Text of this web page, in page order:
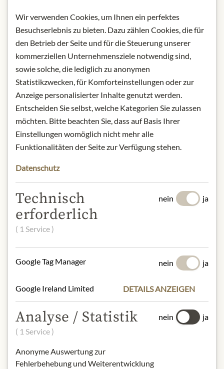
Herkunft: Italien
Aufbewahrung: Kühl und trocken
lagern.
Kontakt: Pastificio Felicetti srl, Via L.
Felicetti 9, Predazzo (TN), 38037,
Italien / Tel.: (+39) 0462.508600 /
Email: ecommerce.team@felicetti.it
* Wir bitten um Verständnis, dass das
Produktdesign von der Abbildung
abweichen kann.
Bio Matt Hartweizengrieß, Wasser
glutenhaltiges Getreide
Brennwert (Energie):
1534 kJ / 362
Fett:1,3 g
- davon kürzeste Fettsäuren:0,2 g
Kohlenhydrate: 72 g
- davon Zucker:
Ballaststoffe:
Eiweiß:14 g
Salz:0,005 g
Wir verwenden Cookies, um Ihnen ein perfektes
Besuchserlebnis zu bieten. Dazu zählen Cookies, die für
den Betrieb der Seite und für die Steuerung unserer
kommerziellen Unternehmensziele notwendig sind,
sowie solche, die lediglich zu anonymen
Statistikzwecken, für Komforteinstellungen oder zur
Anzeige personalisierter Inhalte genutzt werden.
Entscheiden Sie selbst, welche Kategorien Sie zulassen
möchten. Bitte beachten Sie, dass auf Basis Ihrer
Einstellungen womöglich nicht mehr alle
Funktionalitäten der Seite zur Verfügung stehen.
Datenschutz
Technisch
erforderlich
( 1 Service )
nein ja
Google Tag Manager nein ja
Google Ireland Limited DETAILS ANZEIGEN
Analyse / Statistik
( 1 Service )
Anonyme Auswertung zur
Fehlerbehebung und Weiterentwicklung
nein ja